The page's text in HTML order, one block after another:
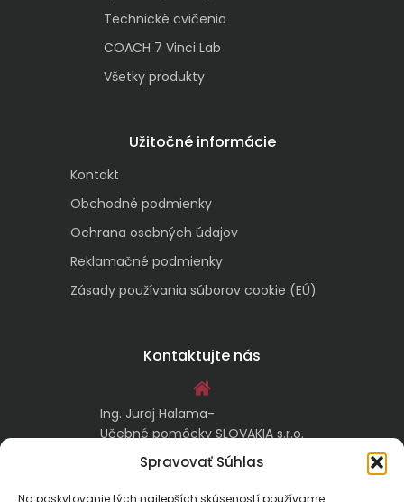
Spravovať Súhlas
Na poskytovanie tých najlepších skúseností používame
Technické cvičenia
COACH 7 Vinci Lab
Všetky produkty
Užitočné informácie
Kontakt
Obchodné podmienky
Ochrana osobných údajov
Reklamačné podmienky
Zásady používania súborov cookie (EÚ)
Kontaktujte nás
Ing. Juraj Halama-
Učebné pomôcky SLOVAKIA s.r.o.
Malachovská 17/A
974 05 Banská Bystrica